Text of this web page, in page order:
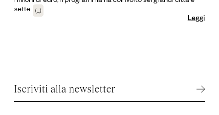
sette
(...)
Leggi
Iscriviti alla newsletter